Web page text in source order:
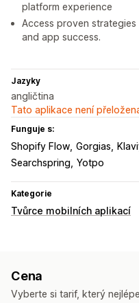
platform experience
Access proven
and app success.
Jazyky
angličtina
Tato aplikace není
Funguje s:
Shopify Flow Gorgias
Searchspring Yotpo
Kategorie
Tvůrce mobilních aplikací
Stránky produktů
Více měn Více jazyků
Cena
Vyberte si tarif, který